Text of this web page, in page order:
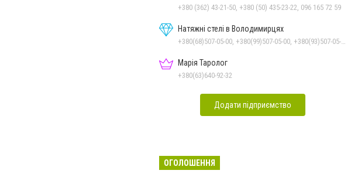
+380 (362) 43-21-50, +380 (50) 435-23-22, 096 165 72 59
Натяжні стелі в Володимирцях
+380(68)507-05-00, +380(99)507-05-00, +380(93)507-05-00
Марія Таролог
+380(63)640-92-32
Додати підприємство
ОГОЛОШЕННЯ